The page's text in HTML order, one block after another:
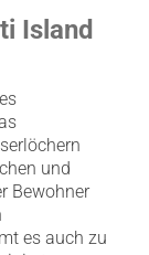
Island
und
Bewohner
es auch zu